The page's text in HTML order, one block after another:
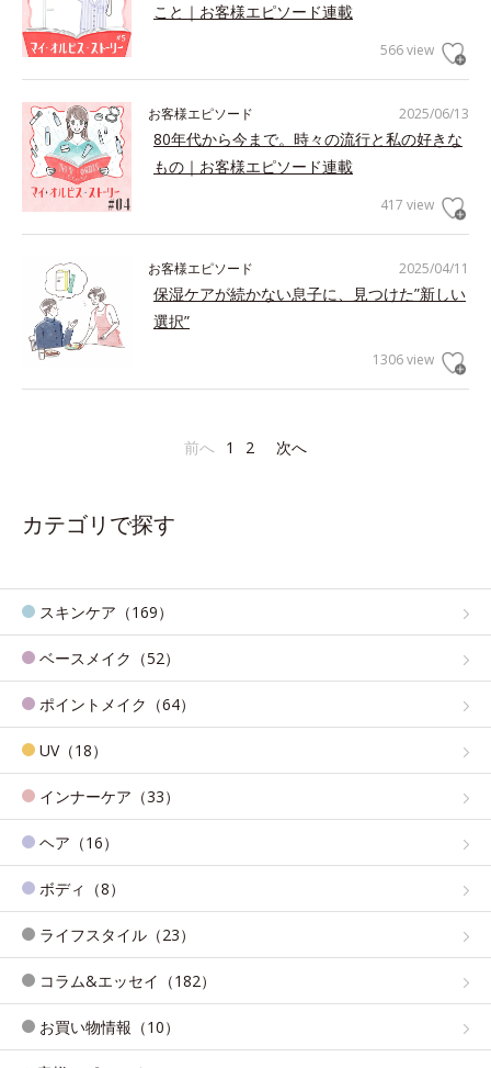
こと｜お客様エピソード連載
566 view
2025/06/13
お客様エピソード
80年代から今まで。時々の流行と私の好きな
もの｜お客様エピソード連載
417 view
2025/04/11
お客様エピソード
保湿ケアが続かない息子に、見つけた”新しい
選択”
1306 view
前へ 1 2 次へ
カテゴリで探す
スキンケア（169）
ベースメイク（52）
ポイントメイク（64）
UV（18）
インナーケア（33）
ヘア（16）
ボディ（8）
ライフスタイル（23）
コラム&エッセイ（182）
お買い物情報（10）